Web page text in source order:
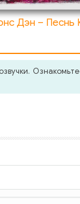
Дэн – Песнь